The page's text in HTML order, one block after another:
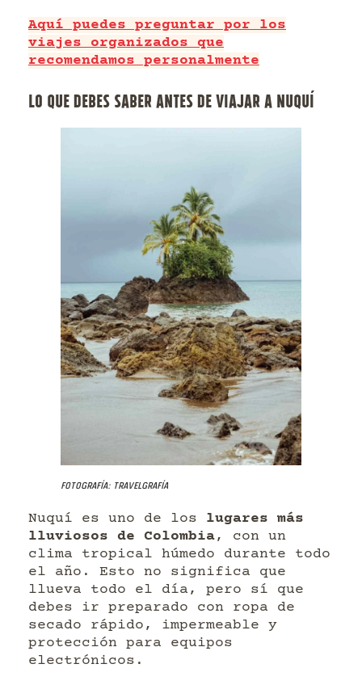
Aquí puedes preguntar por los
viajes organizados que
recomendamos personalmente
LO QUE DEBES SABER ANTES DE VIAJAR A NUQUÍ
Fotografía: Travelgrafía
Nuquí es uno de los lugares más
lluviosos de Colombia, con un
clima tropical húmedo durante todo
el año. Esto no significa que
llueva todo el día, pero sí que
debes ir preparado con ropa de
secado rápido, impermeable y
protección para equipos
electrónicos.